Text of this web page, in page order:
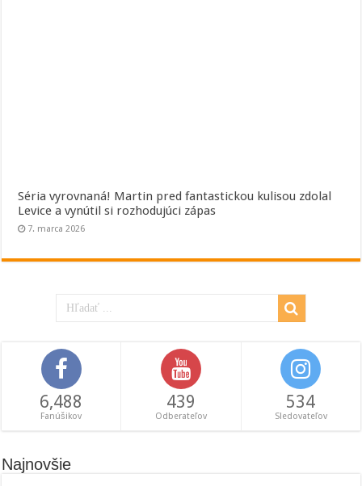
Séria vyrovnaná! Martin pred fantastickou kulisou zdolal
Levice a vynútil si rozhodujúci zápas
7. marca 2026
6,488
Fanúšikov
439
Odberateľov
534
Sledovateľov
Najnovšie